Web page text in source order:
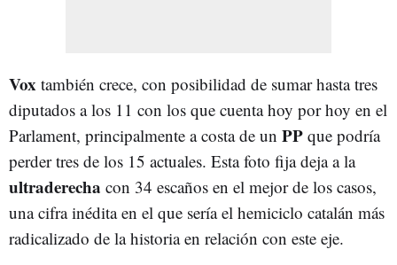
Vox también crece, con posibilidad de sumar hasta tres
diputados a los 11 con los que cuenta hoy por hoy en el
Parlament, principalmente a costa de un PP que podría
perder tres de los 15 actuales. Esta foto fija deja a la
ultraderecha con 34 escaños en el mejor de los casos,
una cifra inédita en el que sería el hemiciclo catalán más
radicalizado de la historia en relación con este eje.